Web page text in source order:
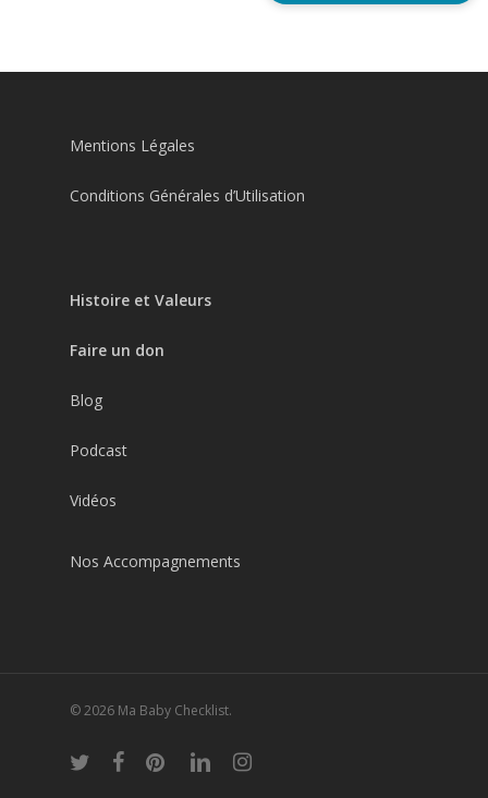
Mentions Légales
Conditions Générales d’Utilisation
Histoire et Valeurs
Faire un don
Blog
Podcast
Vidéos
Nos Accompagnements
© 2026 Ma Baby Checklist.
twitter facebookpinterestlinkedininstagram